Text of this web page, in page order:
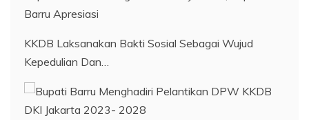
KKDB Laksanakan Bakti Sosial Sebagai Wujud
Kepedulian Dan…